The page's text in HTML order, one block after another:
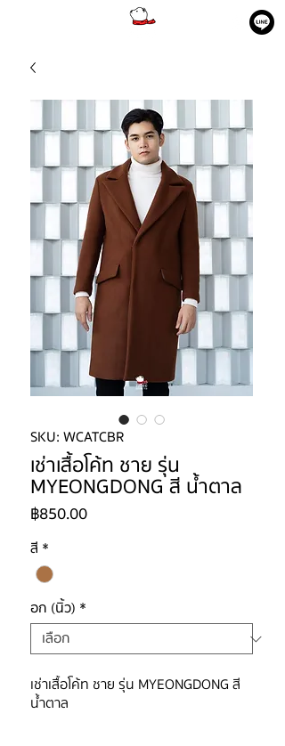
SKU: WCATCBR
เช่าเสื้อโค้ท ชาย รุ่น
MYEONGDONG สี น้ำตาล
฿850.00ราคา
สี *
อก (นิ้ว) *
เช่าเสื้อโค้ท ชาย รุ่น MYEONGDONG สี
น้ำตาล